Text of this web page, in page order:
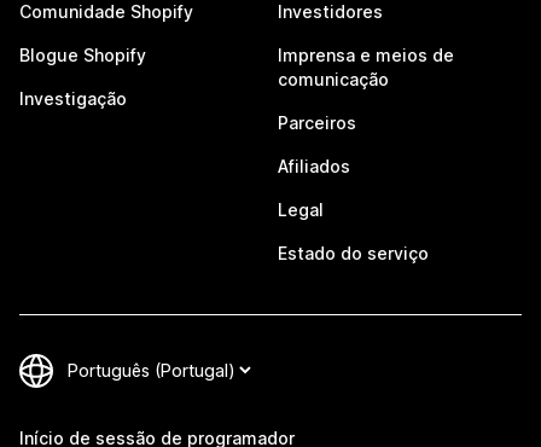
Comunidade Shopify
Blogue Shopify
Investigação
Investidores
Imprensa e meios de
comunicação
Parceiros
Afiliados
Legal
Estado do serviço
Início de sessão de programador